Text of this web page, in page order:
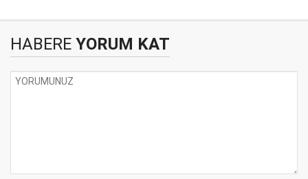
HABERE YORUM KAT